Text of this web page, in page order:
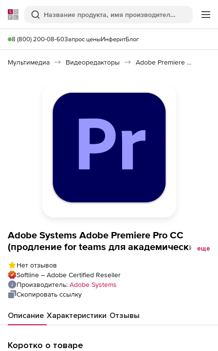
Softline
Поиск
8 (800) 200-08-60Запрос ценыИнферитБлог
Мультимедиа Видеоредакторы Adobe Premiere Pro
Adobe Systems Adobe Premiere Pro CC
(продление for teams для академических
Multi European Languages Education Named
license. Количество лицензий
еще
Нет отзывов
Softline – Adobe Certified Reseller
Производитель: Adobe Systems
Скопировать ссылку
Описание Характеристики Отзывы
Коротко о товаре